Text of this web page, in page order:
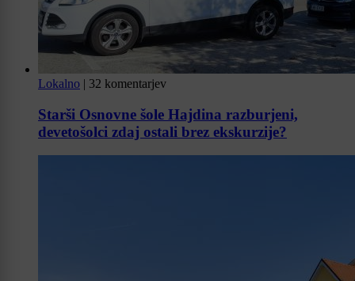
Lokalno | 32 komentarjev
Starši Osnovne šole Hajdina razburjeni,
devetošolci zdaj ostali brez ekskurzije?